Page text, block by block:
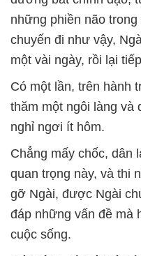
những phiền não
chuyến đi như vậy,
một vài ngày, rồi lại
Có một lần, trên hành
thăm một ngôi làng và
nghỉ ngơi ít hôm.
Chẳng mấy chốc, dân
quan trọng này, và thi
gỡ Ngài, được Ngài
đáp những vấn đề mà
cuộc sống.